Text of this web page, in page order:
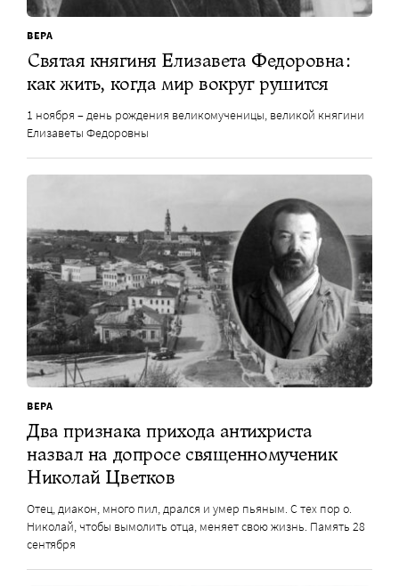
ВЕРА
Святая княгиня Елизавета Федоровна:
как жить, когда мир вокруг рушится
1 ноября – день рождения великомученицы, великой княгини
Елизаветы Федоровны
ВЕРА
Два признака прихода антихриста
назвал на допросе священномученик
Николай Цветков
Отец, диакон, много пил, дрался и умер пьяным. С тех пор о.
Николай, чтобы вымолить отца, меняет свою жизнь. Память 28
сентября